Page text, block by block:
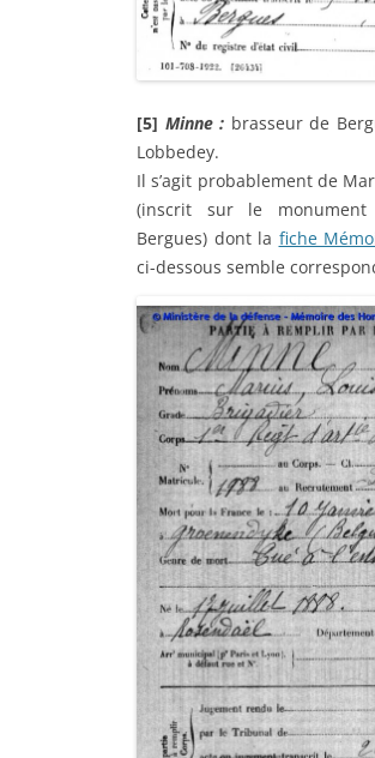
[5] Minne : brasseur de
Lobbedey.
Il s’agit probablement de
(inscrit sur le
Bergues) dont la fiche
ci-dessous semble